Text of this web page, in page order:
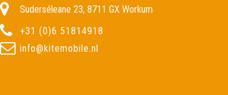
Suderséleane 23, 8711 GX Workum
+31 (0)6 51814918
info@kitemobile.nl